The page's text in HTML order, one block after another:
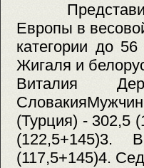
Европы в
категории до
Жигаля и
Виталия
(Турция) - 302,5
(122,5+145)3.
(117,5+145)4.